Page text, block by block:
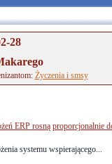
28
Życzenia i smsy
ERP rosną proporcjonalnie
systemu wspierającego...